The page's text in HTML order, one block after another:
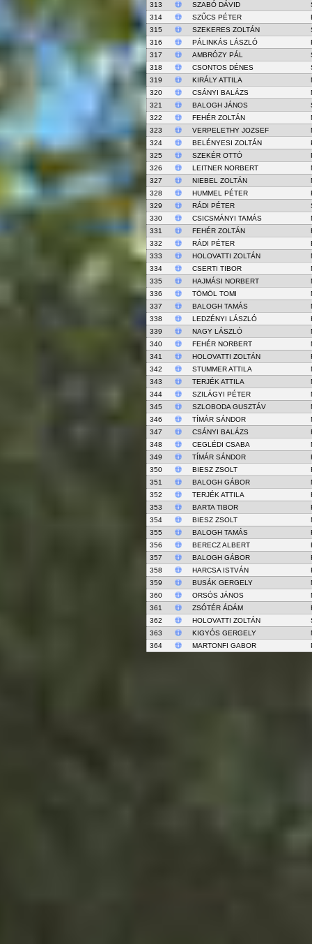
313
SZABÓ DÁVID
314
SZŰCS PÉTER
315
SZEKERES ZOLTÁN
316
PÁLINKÁS LÁSZLÓ
317
AMBRÓZY PÁL
318
CSONTOS DÉNES
319
KIRÁLY ATTILA
320
CSÁNYI BALÁZS
321
BALOGH JÁNOS
322
FEHÉR ZOLTÁN
323
VERPELETHY JOZSEF
324
BELÉNYESI ZOLTÁN
325
SZEKÉR OTTÓ
326
LEITNER NORBERT
327
NIEBEL ZOLTÁN
328
HUMMEL PÉTER
329
RÁDI PÉTER
330
CSICSMÁNYI TAMÁS
331
FEHÉR ZOLTÁN
332
RÁDI PÉTER
333
HOLOVATTI ZOLTÁN
334
CSERTI TIBOR
335
HAJMÁSI NORBERT
336
TÖMÖL TOMI
337
BALOGH TAMÁS
338
LEDZÉNYI LÁSZLÓ
339
NAGY LÁSZLÓ
340
FEHÉR NORBERT
341
HOLOVATTI ZOLTÁN
342
STUMMER ATTILA
343
TERJÉK ATTILA
344
SZILÁGYI PÉTER
345
SZLOBODA GUSZTÁV
346
TÍMÁR SÁNDOR
347
CSÁNYI BALÁZS
348
CEGLÉDI CSABA
349
TÍMÁR SÁNDOR
350
BIESZ ZSOLT
351
BALOGH GÁBOR
352
TERJÉK ATTILA
353
BARTA TIBOR
354
BIESZ ZSOLT
355
BALOGH TAMÁS
356
BERECZ ALBERT
357
BALOGH GÁBOR
358
HARCSA ISTVÁN
359
BUSÁK GERGELY
360
ORSÓS JÁNOS
361
ZSÓTÉR ÁDÁM
362
HOLOVATTI ZOLTÁN
363
KIGYÓS GERGELY
364
MARTONFI GABOR